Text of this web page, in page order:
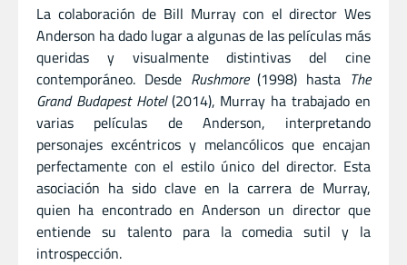
La colaboración de Bill Murray con el director Wes
Anderson ha dado lugar a algunas de las películas más
queridas y visualmente distintivas del cine
contemporáneo. Desde Rushmore(1998) hasta The
Grand Budapest Hotel(2014), Murray ha trabajado en
varias películas de Anderson, interpretando
personajes excéntricos y melancólicos que encajan
perfectamente con el estilo único del director. Esta
asociación ha sido clave en la carrera de Murray,
quien ha encontrado en Anderson un director que
entiende su talento para la comedia sutil y la
introspección.